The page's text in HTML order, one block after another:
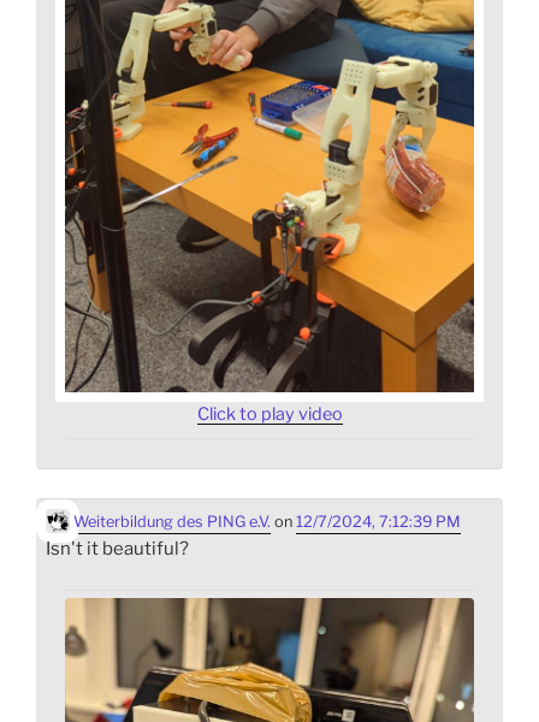
Click to play video
Weiterbildung des PING e.V. on 12/7/2024, 7:12:39 PM
Isn't it beautiful?